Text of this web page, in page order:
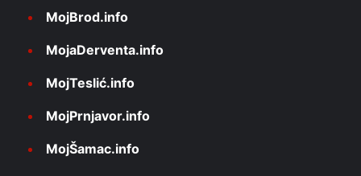
MojBrod.info
MojaDerventa.info
MojTeslić.info
MojPrnjavor.info
MojŠamac.info